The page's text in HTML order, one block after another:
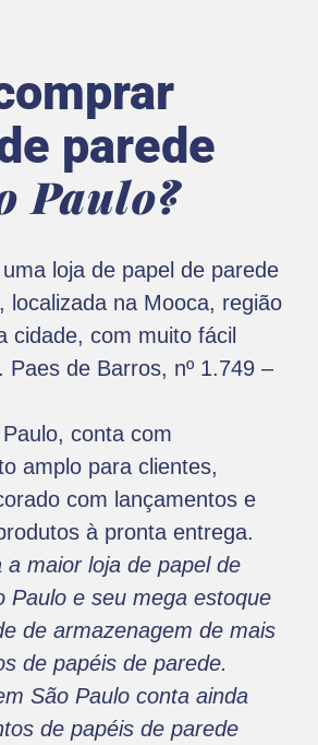
parede
Paulo?
loja de papel de parede
localizada na Mooca, região
cidade, com muito fácil
Paes de Barros, nº 1.749 –
conta com
amplo para clientes,
com lançamentos e
à pronta entrega.
a maior loja de papel de
Paulo e seu mega estoque
de armazenagem de mais
de papéis de parede.
São Paulo conta ainda
de papéis de parede